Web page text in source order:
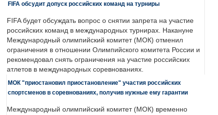
FIFA обсудит допуск российских команд на турниры
FIFA будет обсуждать вопрос о снятии запрета на участие
российских команд в международных турнирах. Накануне
Международный олимпийский комитет (МОК) отменил
ограничения в отношении Олимпийского комитета России и
рекомендовал снять ограничения на участие российских
атлетов в международных соревнованиях.
МОК "приостановил приостановление" участия российских
спортсменов в соревнованиях, получив нужные ему гарантии
Международный олимпийский комитет (МОК) временно